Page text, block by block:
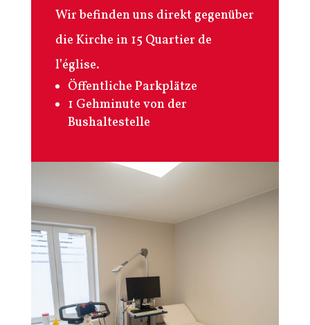
Wir befinden uns direkt gegenüber
die Kirche in 15 Quartier de
l’église.
Öffentliche Parkplätze
1 Gehminute von der
Bushaltestelle